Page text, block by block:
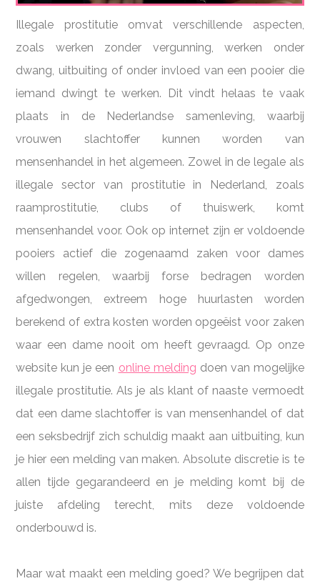
Illegale prostitutie omvat verschillende aspecten,
zoals werken zonder vergunning, werken onder
dwang, uitbuiting of onder invloed van een pooier die
iemand dwingt te werken. Dit vindt helaas te vaak
plaats in de Nederlandse samenleving, waarbij
vrouwen slachtoffer kunnen worden van
mensenhandel in het algemeen. Zowel in de legale als
illegale sector van prostitutie in Nederland, zoals
raamprostitutie, clubs of thuiswerk, komt
mensenhandel voor. Ook op internet zijn er voldoende
pooiers actief die zogenaamd zaken voor dames
willen regelen, waarbij forse bedragen worden
afgedwongen, extreem hoge huurlasten worden
berekend of extra kosten worden opgeëist voor zaken
waar een dame nooit om heeft gevraagd. Op onze
website kun je een online melding doen van mogelijke
illegale prostitutie. Als je als klant of naaste vermoedt
dat een dame slachtoffer is van mensenhandel of dat
een seksbedrijf zich schuldig maakt aan uitbuiting, kun
je hier een melding van maken. Absolute discretie is te
allen tijde gegarandeerd en je melding komt bij de
juiste afdeling terecht, mits deze voldoende
onderbouwd is.
Maar wat maakt een melding goed? We begrijpen dat